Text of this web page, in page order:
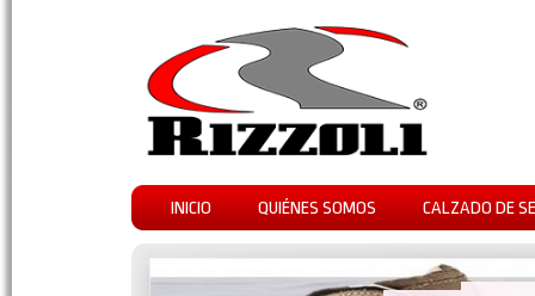
INICIO QUIÉNES SOMOS CALZADO DE